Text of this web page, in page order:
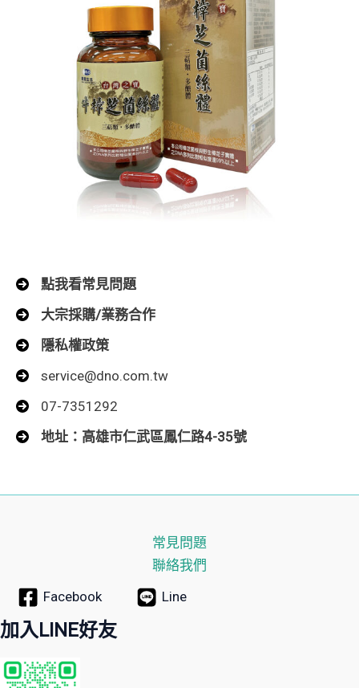
點我看常見問題
大宗採購/業務合作
隱私權政策
service@dno.com.tw
07-7351292
地址：高雄市仁武區鳳仁路4-35號
常見問題
聯絡我們
Facebook
Line
加入LINE好友